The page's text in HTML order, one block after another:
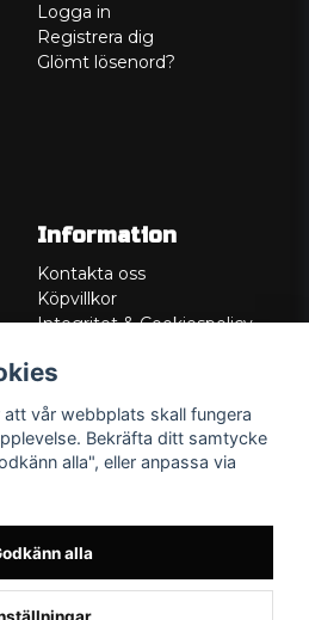
Logga in
Registrera dig
Glömt lösenord?
Information
Kontakta oss
Köpvillkor
Integritet & Cookiespolicy
Service/Garanti
Lådritning
Om oss
vår webbplats skall fungera
Bekräfta ditt samtycke
alla", eller anpassa via
alla